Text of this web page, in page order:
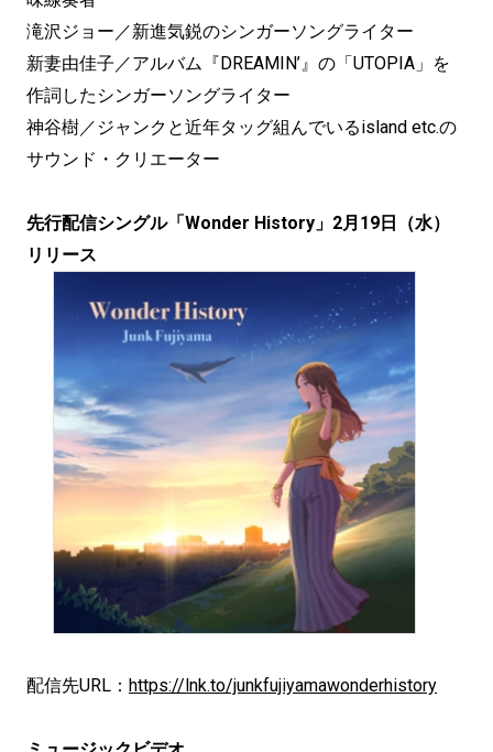
滝沢ジョー／新進気鋭のシンガーソングライター
新妻由佳子／アルバム『DREAMIN’』の「UTOPIA」を
作詞したシンガーソングライター
神谷樹／ジャンクと近年タッグ組んでいるisland etc.の
サウンド・クリエーター
先行配信シングル「Wonder History」2月19日（水）
リリース
配信先URL： https://lnk.to/junkfujiyamawonderhistory